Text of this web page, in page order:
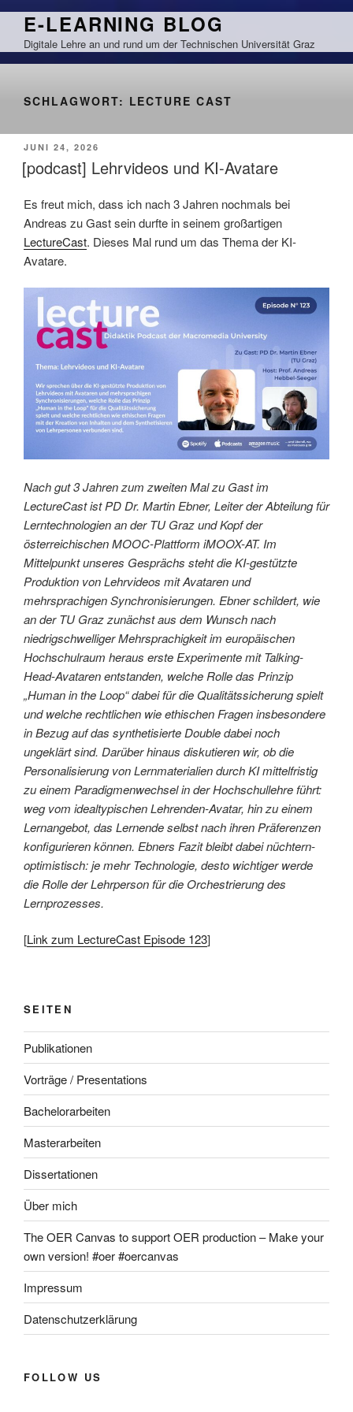
Zum
springen
E-LEARNING BLOG
Digitale Lehre an und rund um der Technischen Universität Graz
SCHLAGWORT: LECTURE CAST
VERÖFFENTLICHT
AM
JUNI 24, 2026
[podcast] Lehrvideos und KI-Avatare
Es freut mich, dass ich nach 3 Jahren nochmals bei
Andreas zu Gast sein durfte in seinem großartigen
LectureCast. Dieses Mal rund um das Thema der KI-
Avatare.
Nach gut 3 Jahren zum zweiten Mal zu Gast im
LectureCast ist PD Dr. Martin Ebner, Leiter der Abteilung für
Lerntechnologien an der TU Graz und Kopf der
österreichischen MOOC-Plattform iMOOX-AT. Im
Mittelpunkt unseres Gesprächs steht die KI-gestützte
Produktion von Lehrvideos mit Avataren und
mehrsprachigen Synchronisierungen. Ebner schildert, wie
an der TU Graz zunächst aus dem Wunsch nach
niedrigschwelliger Mehrsprachigkeit im europäischen
Hochschulraum heraus erste Experimente mit Talking-
Head-Avataren entstanden, welche Rolle das Prinzip
„Human in the Loop“ dabei für die Qualitätssicherung spielt
und welche rechtlichen wie ethischen Fragen insbesondere
in Bezug auf das synthetisierte Double dabei noch
ungeklärt sind. Darüber hinaus diskutieren wir, ob die
Personalisierung von Lernmaterialien durch KI mittelfristig
zu einem Paradigmenwechsel in der Hochschullehre führt:
weg vom idealtypischen Lehrenden-Avatar, hin zu einem
Lernangebot, das Lernende selbst nach ihren Präferenzen
konfigurieren können. Ebners Fazit bleibt dabei nüchtern-
optimistisch: je mehr Technologie, desto wichtiger werde
die Rolle der Lehrperson für die Orchestrierung des
Lernprozesses.
[Link zum LectureCast Episode 123]
SEITEN
Publikationen
Vorträge / Presentations
Bachelorarbeiten
Masterarbeiten
Dissertationen
Über mich
The OER Canvas to support OER production – Make your
own version! #oer #oercanvas
Impressum
Datenschutzerklärung
FOLLOW US